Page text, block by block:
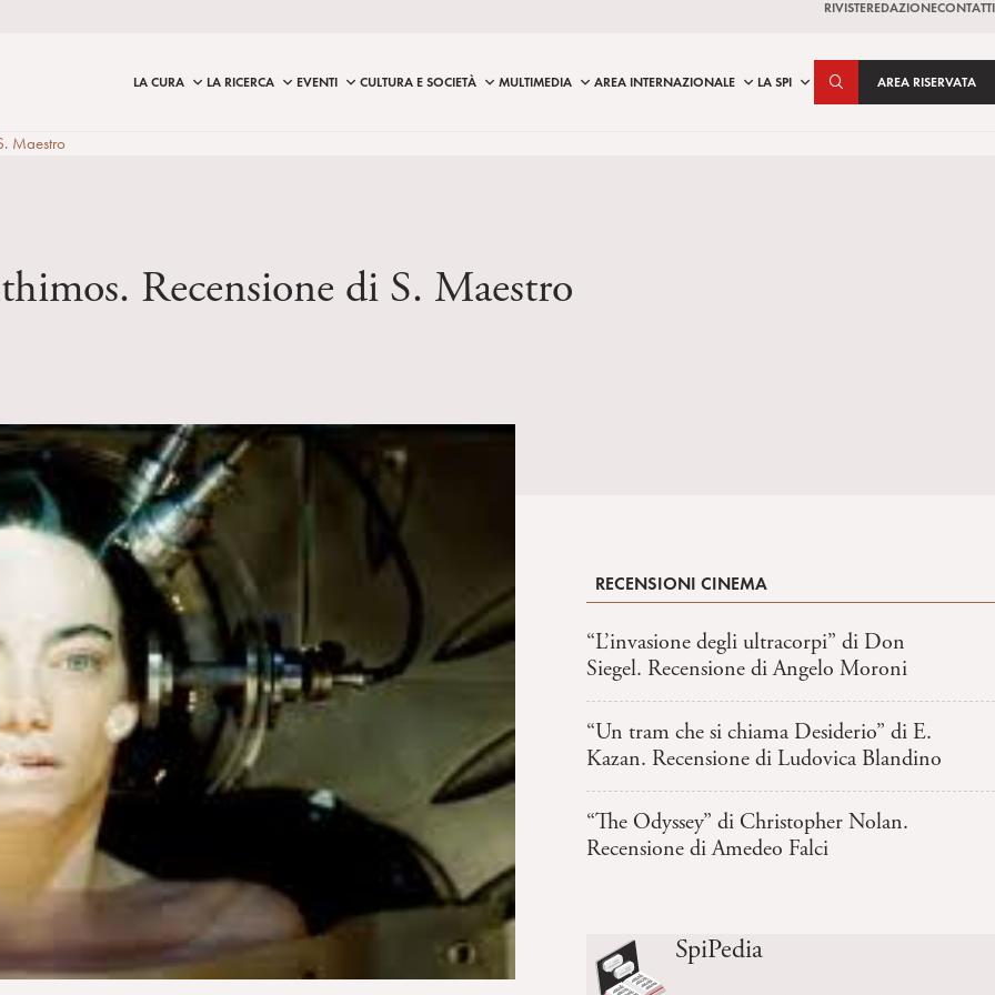
RIVISTEREDAZIONECONTATTI
LA CURA LA RICERCA EVENTI CULTURA E SOCIETÀ MULTIMEDIA AREA INTERNAZIONALE LA SPI AREA RISERVATA
Maestro
Recensione di S. Maestro
RECENSIONI CINEMA
“L’invasione degli ultracorpi” di Don
Siegel. Recensione di Angelo Moroni
“Un tram che si chiama Desiderio” di E.
Kazan. Recensione di Ludovica Blandino
“The Odyssey” di Christopher Nolan.
Recensione di Amedeo Falci
SpiPedia